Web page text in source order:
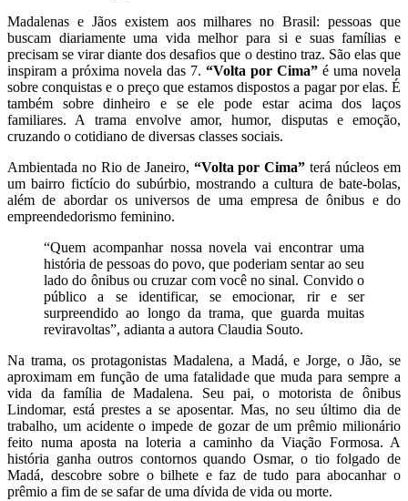
Madalenas e Jãos existem aos milhares no Brasil: pessoas que
buscam diariamente uma vida melhor para si e suas famílias e
precisam se virar diante dos desafios que o destino traz. São elas que
inspiram a próxima novela das 7. “Volta por Cima” é uma novela
sobre conquistas e o preço que estamos dispostos a pagar por elas. É
também sobre dinheiro e se ele pode estar acima dos laços
familiares. A trama envolve amor, humor, disputas e emoção,
cruzando o cotidiano de diversas classes sociais.
Ambientada no Rio de Janeiro, “Volta por Cima” terá núcleos em
um bairro fictício do subúrbio, mostrando a cultura de bate-bolas,
além de abordar os universos de uma empresa de ônibus e do
empreendedorismo feminino.
“Quem acompanhar nossa novela vai encontrar uma
história de pessoas do povo, que poderiam sentar ao seu
lado do ônibus ou cruzar com você no sinal. Convido o
público a se identificar, se emocionar, rir e ser
surpreendido ao longo da trama, que guarda muitas
reviravoltas”, adianta a autora Claudia Souto.
Na trama, os protagonistas Madalena, a Madá, e Jorge, o Jão, se
aproximam em função de uma fatalidade que muda para sempre a
vida da família de Madalena. Seu pai, o motorista de ônibus
Lindomar, está prestes a se aposentar. Mas, no seu último dia de
trabalho, um acidente o impede de gozar de um prêmio milionário
feito numa aposta na loteria a caminho da Viação Formosa. A
história ganha outros contornos quando Osmar, o tio folgado de
Madá, descobre sobre o bilhete e faz de tudo para abocanhar o
prêmio a fim de se safar de uma dívida de vida ou morte.